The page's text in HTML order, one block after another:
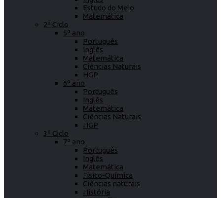
Estudo do Meio
Matemática
2º Ciclo
5º ano
Português
Inglês
Matemática
Ciências Naturais
HGP
6º ano
Português
Inglês
Matemática
Ciências Naturais
HGP
3º Ciclo
7º ano
Português
Inglês
Matemática
Físico-Química
Ciências naturais
História